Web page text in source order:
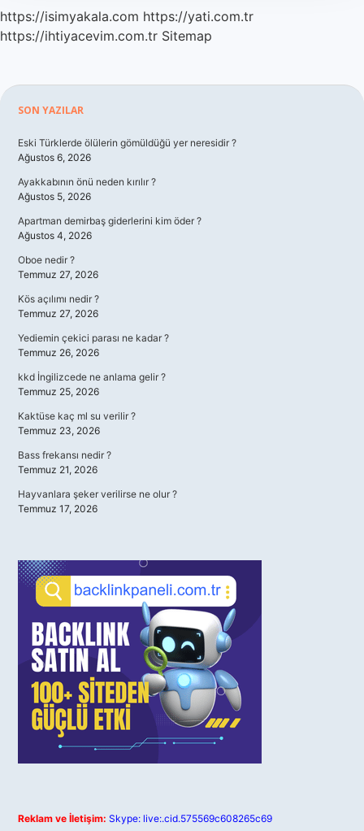
https://isimyakala.com https://yati.com.tr
https://ihtiyacevim.com.tr Sitemap
Sidebar
SON YAZILAR
Eski Türklerde ölülerin gömüldüğü yer neresidir ?
Ağustos 6, 2026
Ayakkabının önü neden kırılır ?
Ağustos 5, 2026
Apartman demirbaş giderlerini kim öder ?
Ağustos 4, 2026
Oboe nedir ?
Temmuz 27, 2026
Kös açılımı nedir ?
Temmuz 27, 2026
Yediemin çekici parası ne kadar ?
Temmuz 26, 2026
kkd İngilizcede ne anlama gelir ?
Temmuz 25, 2026
Kaktüse kaç ml su verilir ?
Temmuz 23, 2026
Bass frekansı nedir ?
Temmuz 21, 2026
Hayvanlara şeker verilirse ne olur ?
Temmuz 17, 2026
Reklam ve İletişim: Skype: live:.cid.575569c608265c69